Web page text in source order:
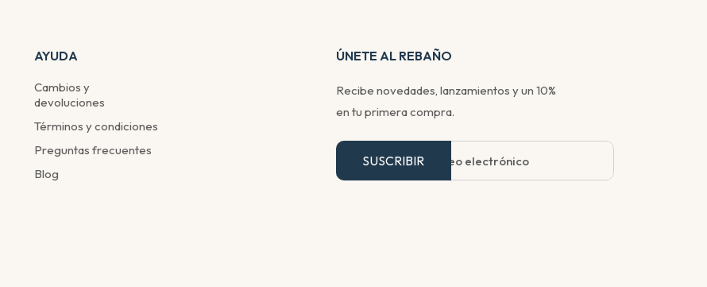
AYUDA
Cambios y
devoluciones
Términos y condiciones
Preguntas frecuentes
Blog
ÚNETE AL REBAÑO
Recibe novedades, lanzamientos y un 10%
en tu primera compra.
SUSCRIBIR